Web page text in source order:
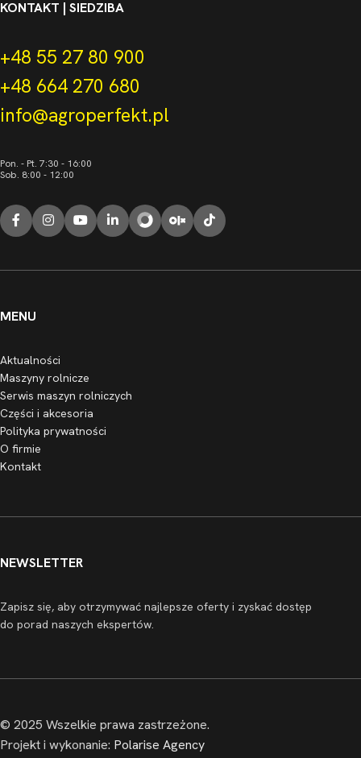
KONTAKT | SIEDZIBA
+48 55 27 80 900
+48 664 270 680
info@agroperfekt.pl
Pon. - Pt. 7:30 - 16:00
Sob. 8:00 - 12:00
MENU
Aktualności
Maszyny rolnicze
Serwis maszyn rolniczych
Części i akcesoria
Polityka prywatności
O firmie
Kontakt
NEWSLETTER
Zapisz się, aby otrzymywać najlepsze oferty i zyskać dostęp
do porad naszych ekspertów.
© 2025 Wszelkie prawa zastrzeżone.
Projekt i wykonanie: Polarise Agency